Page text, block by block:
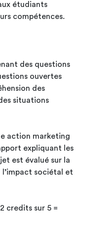
étudiants
compétences.
des questions
ouvertes
des
situations
action marketing
expliquant les
est évalué sur la
sociétal et
credits sur 5 =